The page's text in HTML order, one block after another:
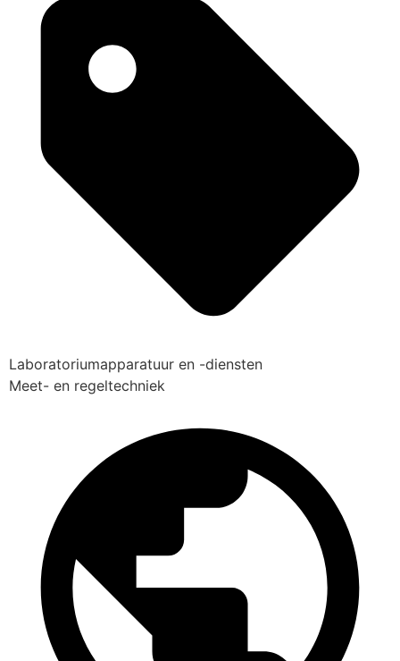
Laboratoriumapparatuur en -diensten
Meet- en regeltechniek